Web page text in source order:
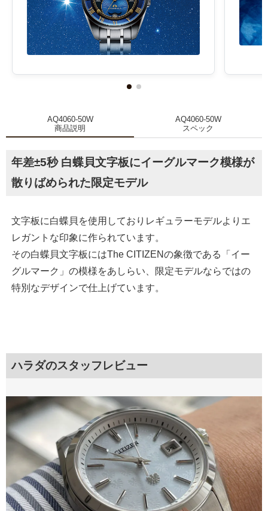
AQ4060-50W
商品説明
AQ4060-50W
スペック
年差±5秒 白蝶貝文字板にイーグルマーク模様が
散りばめられた限定モデル
文字板に白蝶貝を使用しておりレギュラーモデルよりエ
レガントな印象に作られています。
その白蝶貝文字板にはThe CITIZENの象徴である「イー
グルマーク」の模様をあしらい、限定モデルならではの
特別なデザインで仕上げています。
ハラダのスタッフレビュー